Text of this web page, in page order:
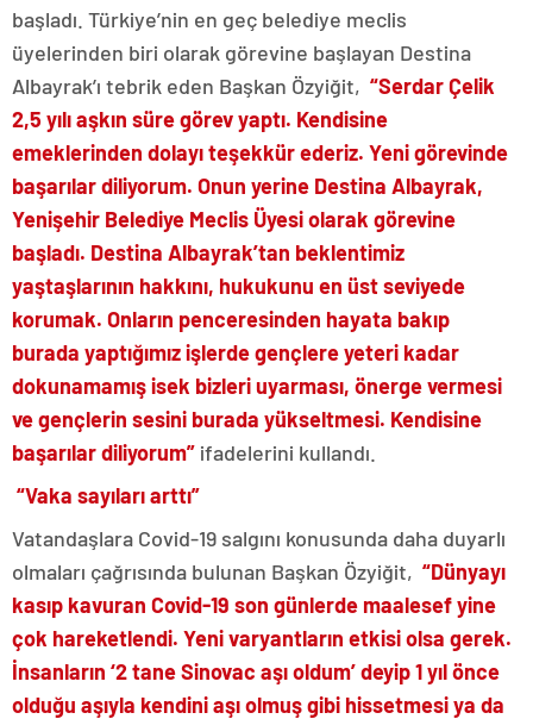
başladı. Türkiye’nin en geç belediye meclis
üyelerinden biri olarak görevine başlayan Destina
Albayrak’ı tebrik eden Başkan Özyiğit, “Serdar Çelik
2,5 yılı aşkın süre görev yaptı. Kendisine
emeklerinden dolayı teşekkür ederiz. Yeni görevinde
başarılar diliyorum. Onun yerine Destina Albayrak,
Yenişehir Belediye Meclis Üyesi olarak görevine
başladı. Destina Albayrak’tan beklentimiz
yaştaşlarının hakkını, hukukunu en üst seviyede
korumak. Onların penceresinden hayata bakıp
burada yaptığımız işlerde gençlere yeteri kadar
dokunamamış isek bizleri uyarması, önerge vermesi
ve gençlerin sesini burada yükseltmesi. Kendisine
başarılar diliyorum” ifadelerini kullandı.
“Vaka sayıları arttı”
Vatandaşlara Covid-19 salgını konusunda daha duyarlı
olmaları çağrısında bulunan Başkan Özyiğit, “Dünyayı
kasıp kavuran Covid-19 son günlerde maalesef yine
çok hareketlendi. Yeni varyantların etkisi olsa gerek.
İnsanların ‘2 tane Sinovac aşı oldum’ deyip 1 yıl önce
olduğu aşıyla kendini aşı olmuş gibi hissetmesi ya da